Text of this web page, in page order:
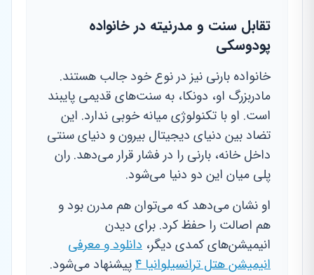
تقابل سنت و مدرنیته در خانواده
پودوسکی
خانواده بارنی نیز در نوع خود جالب هستند.
مادربزرگ او، دونکا، به سنت‌های قدیمی پایبند
است. او با تکنولوژی میانه خوبی ندارد. این
تضاد بین دنیای دیجیتال بیرون و دنیای سنتی
داخل خانه، بارنی را در فشار قرار می‌دهد. ران
پلی میان این دو دنیا می‌شود.
او نشان می‌دهد که می‌توان هم مدرن بود و
هم اصالت را حفظ کرد. برای دیدن
انیمیشن‌های کمدی دیگر، دانلود و معرفی
انیمیشن هتل ترانسیلوانیا ۴ پیشنهاد می‌شود.